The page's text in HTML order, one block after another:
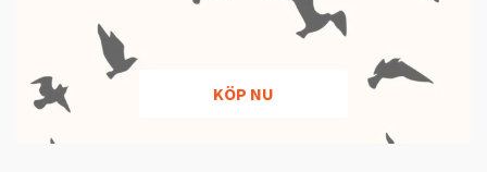
KÖP NU